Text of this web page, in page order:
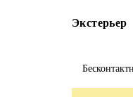
Экстерьер